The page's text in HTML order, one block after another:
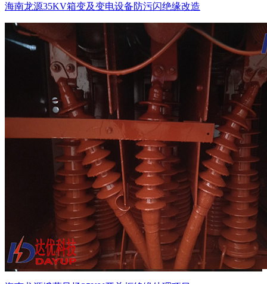
海南龙源35KV箱变及变电设备防污闪绝缘改造